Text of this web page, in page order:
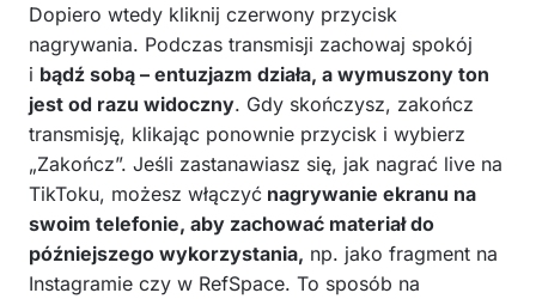
Dopiero wtedy kliknij czerwony przycisk
nagrywania. Podczas transmisji zachowaj spokój
i bądź sobą – entuzjazm działa, a wymuszony ton
jest od razu widoczny. Gdy skończysz, zakończ
transmisję, klikając ponownie przycisk i wybierz
„Zakończ”. Jeśli zastanawiasz się, jak nagrać live na
TikToku, możesz włączyć nagrywanie ekranu na
swoim telefonie, aby zachować materiał do
późniejszego wykorzystania, np. jako fragment na
Instagramie czy w RefSpace. To sposób na